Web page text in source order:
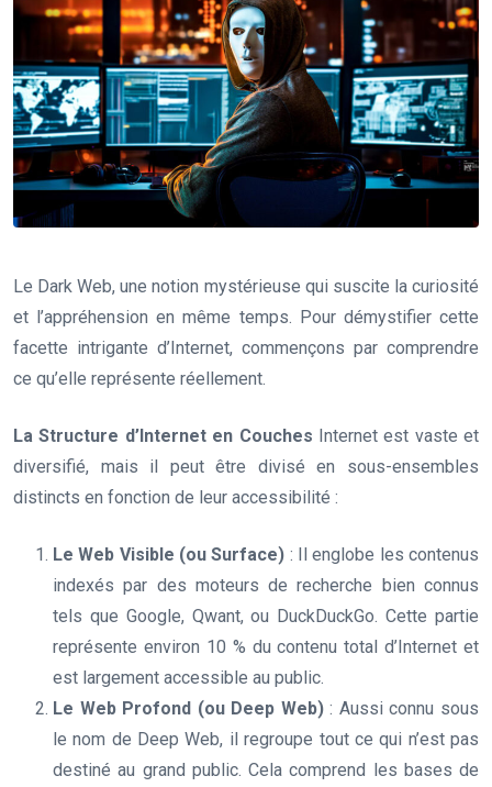
Le Dark Web, une notion mystérieuse qui suscite la curiosité
et l’appréhension en même temps. Pour démystifier cette
facette intrigante d’Internet, commençons par comprendre
ce qu’elle représente réellement.
La Structure d’Internet en Couches Internet est vaste et
diversifié, mais il peut être divisé en sous-ensembles
distincts en fonction de leur accessibilité :
Le Web Visible (ou Surface) : Il englobe les contenus
indexés par des moteurs de recherche bien connus
tels que Google, Qwant, ou DuckDuckGo. Cette partie
représente environ 10 % du contenu total d’Internet et
est largement accessible au public.
Le Web Profond (ou Deep Web): Aussi connu sous
le nom de Deep Web, il regroupe tout ce qui n’est pas
destiné au grand public. Cela comprend les bases de